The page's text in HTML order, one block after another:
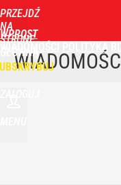
PRZEJDŹ
NA
STRONĘ
GŁÓWNĄ
WPROST
POLITYKA